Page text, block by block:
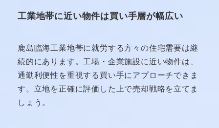
工業地帯に近い物件は買い手層が幅広い
鹿島臨海工業地帯に就労する方々の住宅需要は継
続的にあります。工場・企業施設に近い物件は、
通勤利便性を重視する買い手にアプローチできま
す。立地を正確に評価した上で売却戦略を立てま
しょう。